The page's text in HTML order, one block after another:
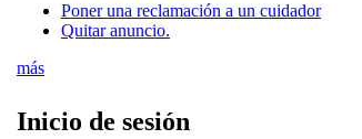
Poner una reclamación a un cuidador
Quitar anuncio.
más
Inicio de sesión